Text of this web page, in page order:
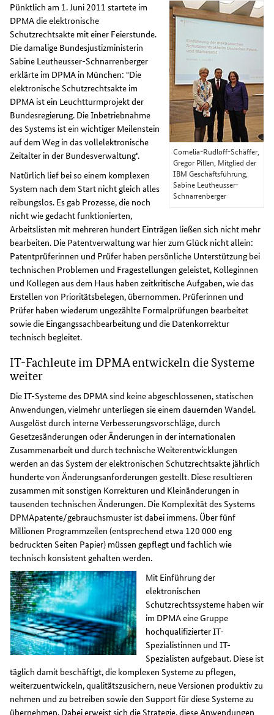
Cornelia-Rudloff-Schäffer,
Gregor Pillen, Mitglied der
IBM Geschäftsführung,
Sabine Leutheusser-
Schnarrenberger
Pünktlich am 1. Juni 2011 startete im
DPMA die elektronische
Schutzrechtsakte mit einer Feierstunde.
Die damalige Bundesjustizministerin
Sabine Leutheusser-Schnarrenberger
erklärte im DPMA in München: "Die
elektronische Schutzrechtsakte im
DPMA ist ein Leuchtturmprojekt der
Bundesregierung. Die Inbetriebnahme
des Systems ist ein wichtiger Meilenstein
auf dem Weg in das vollelektronische
Zeitalter in der Bundesverwaltung".
Natürlich lief bei so einem komplexen
System nach dem Start nicht gleich alles
reibungslos. Es gab Prozesse, die noch
nicht wie gedacht funktionierten,
Arbeitslisten mit mehreren hundert Einträgen ließen sich nicht mehr
bearbeiten. Die Patentverwaltung war hier zum Glück nicht allein:
Patentprüferinnen und Prüfer haben persönliche Unterstützung bei
technischen Problemen und Fragestellungen geleistet, Kolleginnen
und Kollegen aus dem Haus haben zeitkritische Aufgaben, wie das
Erstellen von Prioritätsbelegen, übernommen. Prüferinnen und
Prüfer haben wiederum ungezählte Formalprüfungen bearbeitet
sowie die Eingangssachbearbeitung und die Datenkorrektur
technisch begleitet.
IT-Fachleute im DPMA entwickeln die Systeme
weiter
Die IT-Systeme des DPMA sind keine abgeschlossenen, statischen
Anwendungen, vielmehr unterliegen sie einem dauernden Wandel.
Ausgelöst durch interne Verbesserungsvorschläge, durch
Gesetzesänderungen oder Änderungen in der internationalen
Zusammenarbeit und durch technische Weiterentwicklungen
werden an das System der elektronischen Schutzrechtsakte jährlich
hunderte von Änderungsanforderungen gestellt. Diese resultieren
zusammen mit sonstigen Korrekturen und Kleinänderungen in
tausenden technischen Änderungen. Die Komplexität des Systems
DPMApatente/gebrauchsmuster ist dabei immens. Über fünf
Millionen Programmzeilen (entsprechend etwa 120 000 eng
bedruckten Seiten Papier) müssen gepflegt und fachlich wie
technisch konsistent gehalten werden.
Mit Einführung der
elektronischen
Schutzrechtssysteme haben wir
im DPMA eine Gruppe
hochqualifizierter IT-
Spezialistinnen und IT-
Spezialisten aufgebaut. Diese ist
täglich damit beschäftigt, die komplexen Systeme zu pflegen,
weiterzuentwickeln, qualitätszusichern, neue Versionen produktiv zu
nehmen und zu betreiben sowie den Support für diese Systeme zu
übernehmen. Dabei erweist sich die Strategie, diese Anwendungen